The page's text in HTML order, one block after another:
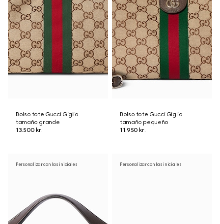
Bolso tote Gucci Giglio
tamaño grande
13.500 kr.
Bolso tote Gucci Giglio
tamaño pequeño
11.950 kr.
Personalizar con las iniciales Personalizar con las iniciales